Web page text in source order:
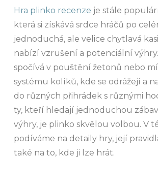
Hra plinko recenze je stále
která si získává srdce hráčů po
jednoduchá, ale velice chytlavá
nabízí vzrušení a potenciální
spočívá v pouštění žetonů nebo
systému kolíků, kde se odrážejí a
do různých přihrádek s různými
ty, kteří hledají jednoduchou
výhry, je plinko skvělou volbou. V
podíváme na detaily hry, její
také na to, kde ji lze hrát.